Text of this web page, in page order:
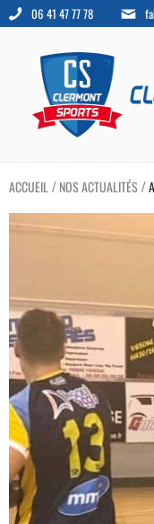
06 41 47 77 78
ACCUEIL / NOS ACTUALITÉS/